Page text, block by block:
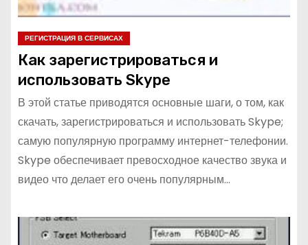
РЕГИСТРАЦИЯ В СЕРВИСАХ
Как зарегистрироваться и
использовать Skype
В этой статье приводятся основные шаги, о том, как
скачать, зарегистрироваться и использовать Skype;
самую популярную программу интернет-телефонии.
Skype обеспечивает превосходное качество звука и
видео что делает его очень популярным…